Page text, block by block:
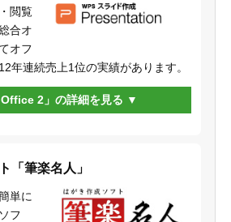
閲覧
合オ
オフ
年連続売上1位の実績があります。
Office 2」の詳細を見る
「筆楽名人」
単に
フ